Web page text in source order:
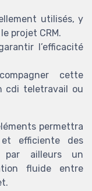
utilisés, y
projet CRM.
l’efficacité
cette
cdi teletravail ou
permettra
efficiente des
par ailleurs un
fluide entre